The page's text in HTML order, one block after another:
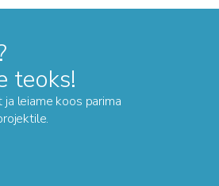
teoks!
leiame koos parima